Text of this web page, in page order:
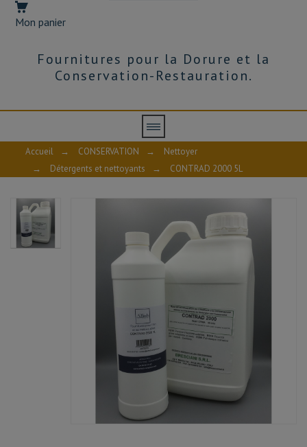
Mon panier
Fournitures pour la Dorure et la
Conservation-Restauration.
Accueil → CONSERVATION →
Nettoyer
→
Détergents et nettoyants → CONTRAD 2000 5L
CONTRAD 2000-FT
Fiche technique - CONTRAD 2000